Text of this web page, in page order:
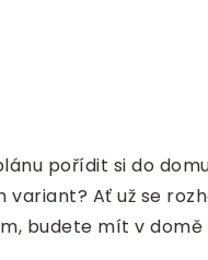
pořídit si do
variant? Ať už se
budete mít v